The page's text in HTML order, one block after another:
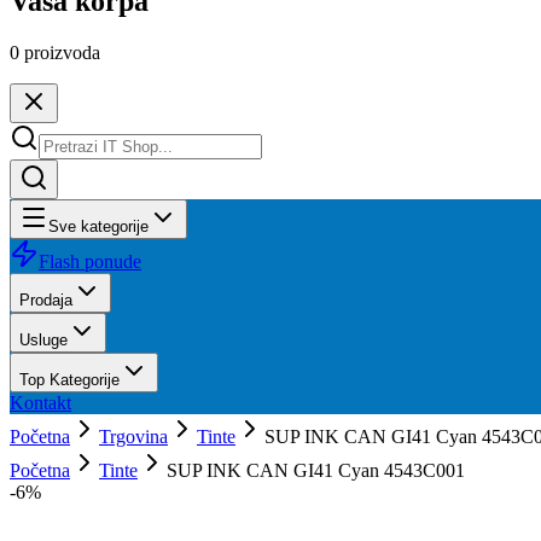
0 proizvoda
Sve kategorije
Flash ponude
Prodaja
Usluge
Top Kategorije
Kontakt
Početna
Trgovina Tinte
SUP INK CAN GI41 Cyan
Početna
Tinte
SUP INK CAN GI41 Cyan 4543C001
-6%